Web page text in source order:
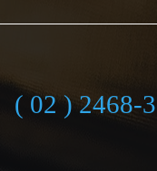
( 02 ) 2468-